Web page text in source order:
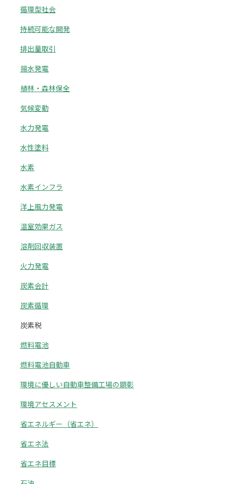
循環型社会
持続可能な開発
排出量取引
揚水発電
植林・森林保全
気候変動
水力発電
水性塗料
水素
水素インフラ
洋上風力発電
温室効果ガス
溶剤回収装置
火力発電
炭素会計
炭素循環
炭素税
燃料電池
燃料電池自動車
環境に優しい自動車整備工場の顕彰
環境アセスメント
省エネルギー（省エネ）
省エネ法
省エネ目標